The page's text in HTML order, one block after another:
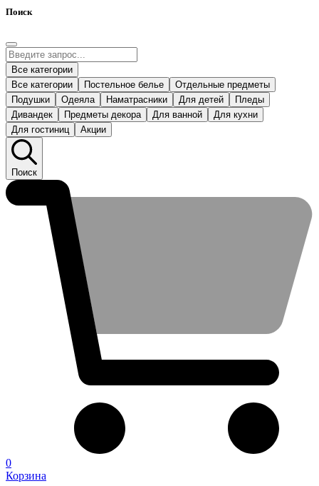
Поиск
Все категории
Все категории
Постельное белье
Отдельные предметы
Подушки
Одеяла Наматрасники Для детей
Пледы
Дивандек
Предметы декора Для ванной
Для кухни
Для гостиниц
Акции
Поиск
0
Корзина